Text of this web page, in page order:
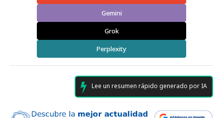
Gemini
Grok
Perplexity
Lee un resumen rápido generado por IA